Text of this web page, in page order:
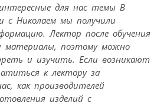
для нас темы В
с Николаем мы получили
Лектор после обучения
материалы, поэтому можно
и изучить. Если возникают
к лектору за
как производителей
изделий с